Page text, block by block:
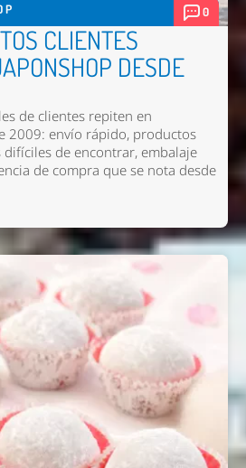
0
CLIENTES
DESDE
de clientes repiten en
2009: envío rápido, productos
difíciles de encontrar, embalaje
de compra que se nota desde